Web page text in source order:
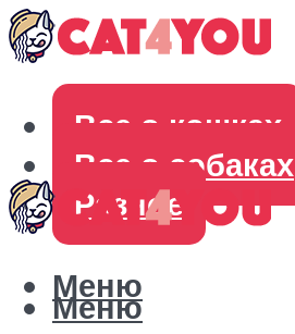
Все о кошках
Все о собаках
Разное
Меню
Меню